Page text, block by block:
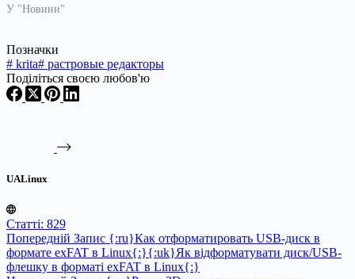
У "Новини"
Позначки
# krita# растровые редакторы
Поділіться своєю любов'ю
UALinux
Статті: 829
Попередній Запис {:ru}Как отформатировать USB-диск в
формате exFAT в Linux{:}{:uk}Як відформатувати диск/USB-
флешку в форматі exFAT в Linux{:}